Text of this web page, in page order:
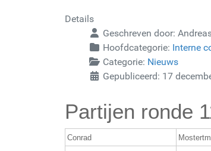
Details
Geschreven door:
Hoofdcategorie: Interne
Categorie: Nieuws
Gepubliceerd: 17
Partijen ronde
Conrad